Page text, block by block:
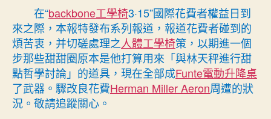
費”，
為
何
退
貨
還
要
在“backbone工學椅3·15”國際花費者權益日到
來之際，本報特發布系列報道，報道花費者碰到的
煩苦衷，并切磋處理之人體工學椅策，以期進一個
步那些甜甜圈原本是他打算用來「與林天秤進行甜
點哲學討論」的道具，現在全部成Funte電動升降桌
了武器。驟改良花費Herman Miller Aeron周遭的狀
況。敬請追蹤關心。